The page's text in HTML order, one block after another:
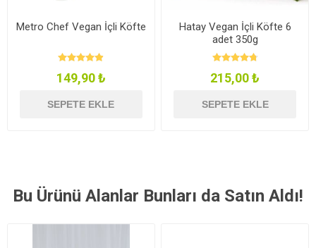
Metro Chef Vegan İçli Köfte
149,90 ₺
SEPETE EKLE
Hatay Vegan İçli Köfte 6
adet 350g
215,00 ₺
SEPETE EKLE
Bu Ürünü Alanlar Bunları da Satın Aldı!